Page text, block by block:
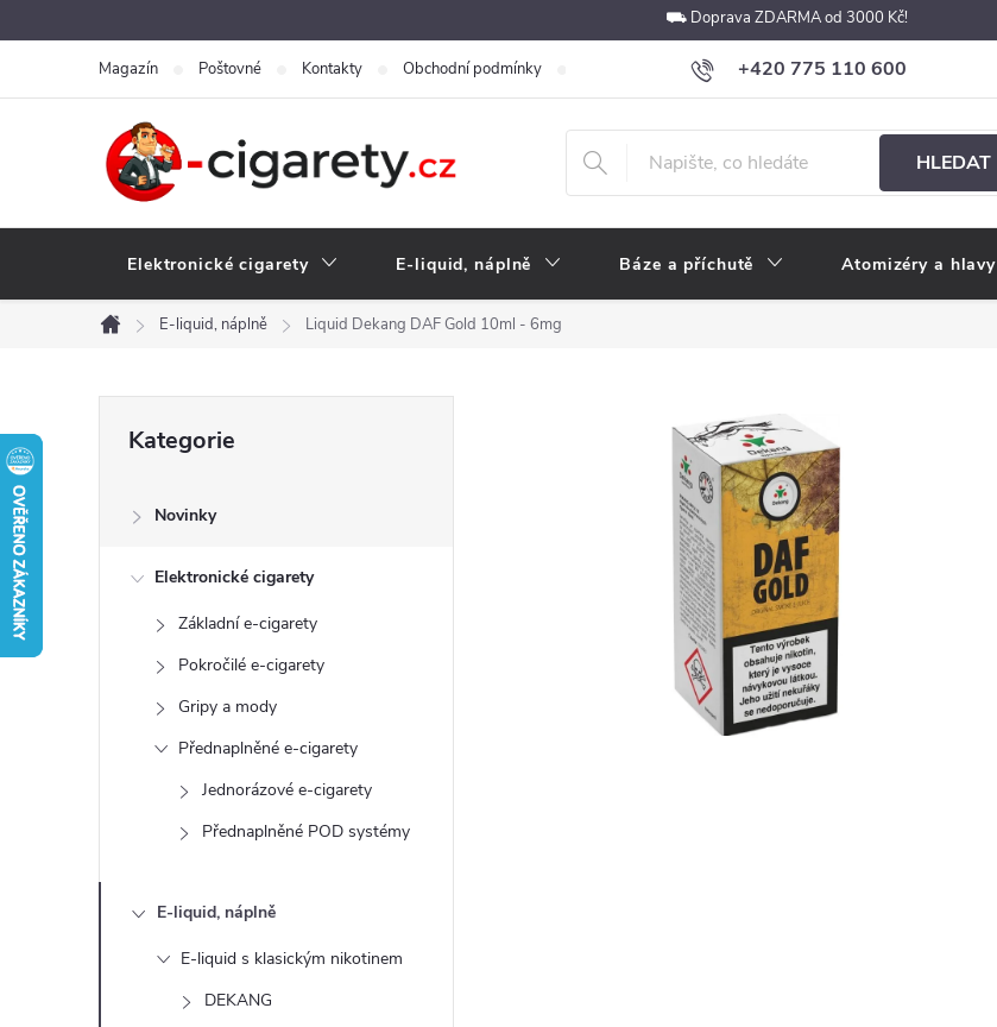
na
⛟ Doprava ZDARMA od 3000 Kč!
+420 775 110 600
obchod@e-cigarety.cz
Magazín Poštovné Kontakty Obchodní podmínky Podmínky ochrany osobních údajů Velkoobchod
HLEDAT
Elektronické cigarety E-liquid, náplně Báze a příchutě Atomizéry a hlavy
Domů
E-liquid, náplně Liquid Dekang DAF Gold 10ml - 6mg
í
kategorie
Kategorie
Novinky
Elektronické cigarety
Základní e-cigarety
Pokročilé e-cigarety
Gripy a mody
Přednaplněné e-cigarety
Jednorázové e-cigarety
Přednaplněné POD systémy
E-liquid, náplně
E-liquid s klasickým nikotinem
DEKANG